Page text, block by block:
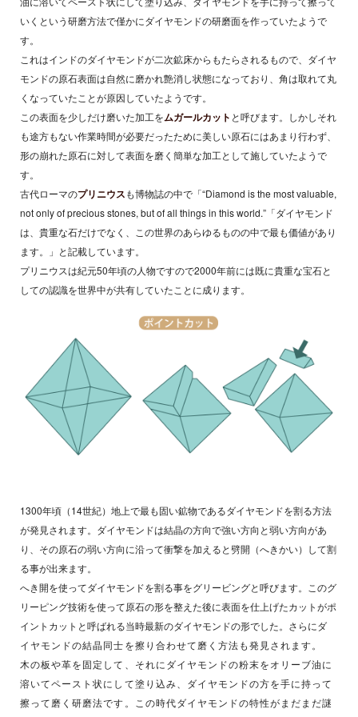
いくという研磨方法で僅かにダイヤモンドの研磨面を作っていたようで
す。
これはインドのダイヤモンドが二次鉱床からもたらされるもので、ダイヤ
モンドの原石表面は自然に磨かれ艶消し状態になっており、角は取れて丸
くなっていたことが原因していたようです。
この表面を少しだけ磨いた加工をムガールカット と呼びます。しかしそれ
も途方もない作業時間が必要だったために美しい原石にはあまり行わず、
形の崩れた原石に対して表面を磨く簡単な加工として施していたようで
す。
古代ローマのプリニウスも博物誌の中で「“Diamond is the most valuable,
not only of precious stones, but of all things in this world.”「ダイヤモンド
は、貴重な石だけでなく、この世界のあらゆるものの中で最も価値があり
ます。」と記載しています。
プリニウスは紀元50年頃の人物ですので2000年前には既に貴重な宝石と
しての認識を世界中が共有していたことに成ります。
1300年頃（14世紀）地上で最も固い鉱物であるダイヤモンドを割る方法
が発見されます。ダイヤモンドは結晶の方向で強い方向と弱い方向があ
り、その原石の弱い方向に沿って衝撃を加えると劈開（へきかい）して割
る事が出来ます。
へき開を使ってダイヤモンドを割る事をグリービングと呼びます。このグ
リーピング技術を使って原石の形を整えた後に表面を仕上げたカットがポ
イントカットと呼ばれる当時最新のダイヤモンドの形でした。さらにダ
イヤモンドの結晶同士を擦り合わせて磨く方法も発見されます。
木の板や革を固定して、それにダイヤモンドの粉末をオリーブ油に
溶いてペースト状にして塗り込み、ダイヤモンドの方を手に持って
擦って磨く研磨法です。この時代ダイヤモンドの特性がまだまだ謎